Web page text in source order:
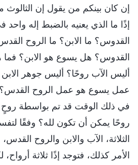
إن كان بينكم من يقول إن الثالوث
إذًا ما الذي يعنيه بالضبط إله واحد
القدوس؟ ما الابن؟ ما الروح
القدوس؟ هل يسوع هو الابن؟ فما
أليس الآب روحًا؟ أليس جوهر
عمل يسوع هو عمل الروح
في ذلك الوقت قد تم بواسطة
روحًا يمكن أن تكون لله؟ وفقًا
الثلاثة، الآب والابن والروح
الأمر كذلك، فتوجد إذًا ثلاثة